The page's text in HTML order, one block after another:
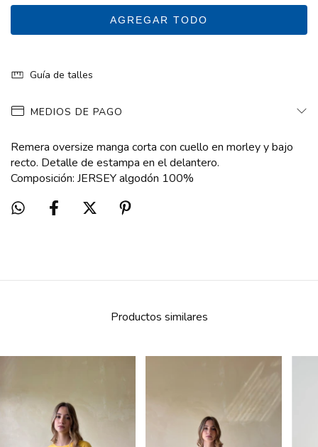
AGREGAR TODO
Guía de talles
MEDIOS DE PAGO
Remera oversize manga corta con cuello en morley y bajo
recto. Detalle de estampa en el delantero.
Composición: JERSEY algodón 100%
Productos similares